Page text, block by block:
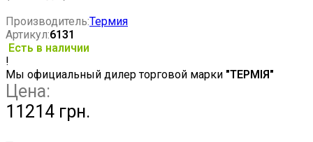
Производитель:Термия
Артикул:6131
Есть в наличии
!
Мы официальный дилер торговой марки "ТЕРМІЯ"
Цена:
11214 грн.